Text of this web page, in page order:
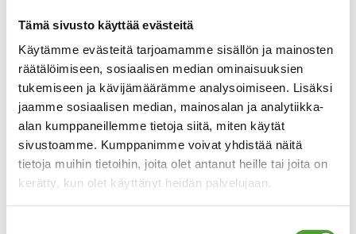
Tämä sivusto käyttää evästeitä
Käytämme evästeitä tarjoamamme sisällön ja mainosten
räätälöimiseen, sosiaalisen median ominaisuuksien
tukemiseen ja kävijämäärämme analysoimiseen. Lisäksi
jaamme sosiaalisen median, mainosalan ja analytiikka-
alan kumppaneillemme tietoja siitä, miten käytät
sivustoamme. Kumppanimme voivat yhdistää näitä
tietoja muihin tietoihin, joita olet antanut heille tai joita on
kerätty, kun olet käyttänyt heidän palvelujaan.
Kinestetiikka